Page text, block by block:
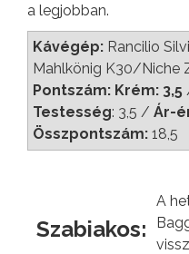
a legjobban.
Kávégép: Rancilio
Mahlkönig K30/Niche
Pontszám: Krém: 3,5
Testesség: 3,5 / Ár-
Összpontszám: 18,5
Szabiakos:
A